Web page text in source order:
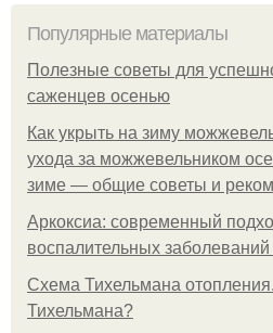
Популярные материалы
Полезные советы для
саженцев осенью
Как укрыть на зиму
ухода за можжевельником
зиме — общие советы и
Аркоксиа: современный
воспалительных заболеваний
Схема Тихельмана
Тихельмана?